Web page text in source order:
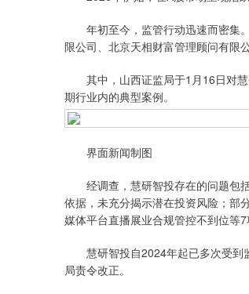
年初至今，监管行动迅速而密集。
限公司、北京天相财富管理顾问有限
其中，山西证监局于1月16日对慧
期行业内的典型案例。
界面新闻制图
经调查，慧研智投存在的问题包括
依据，未充分揭示潜在投资风险；部
媒体平台直播展业合规管控不到位等7
慧研智投自2024年起已多次受到
局责令改正。